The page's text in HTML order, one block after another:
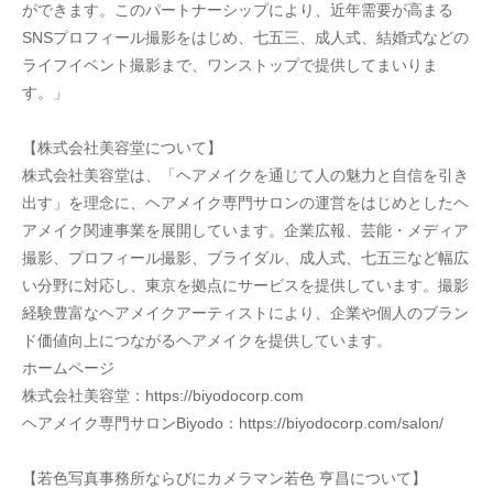
ができます。このパートナーシップにより、近年需要が高まる
SNSプロフィール撮影をはじめ、七五三、成人式、結婚式などの
ライフイベント撮影まで、ワンストップで提供してまいりま
す。」
【株式会社美容堂について】
株式会社美容堂は、「ヘアメイクを通じて人の魅力と自信を引き
出す」を理念に、ヘアメイク専門サロンの運営をはじめとしたヘ
アメイク関連事業を展開しています。企業広報、芸能・メディア
撮影、プロフィール撮影、ブライダル、成人式、七五三など幅広
い分野に対応し、東京を拠点にサービスを提供しています。撮影
経験豊富なヘアメイクアーティストにより、企業や個人のブラン
ド価値向上につながるヘアメイクを提供しています。
ホームページ
株式会社美容堂：https://biyodocorp.com
ヘアメイク専門サロンBiyodo：https://biyodocorp.com/salon/
【若色写真事務所ならびにカメラマン若色 亨昌について】